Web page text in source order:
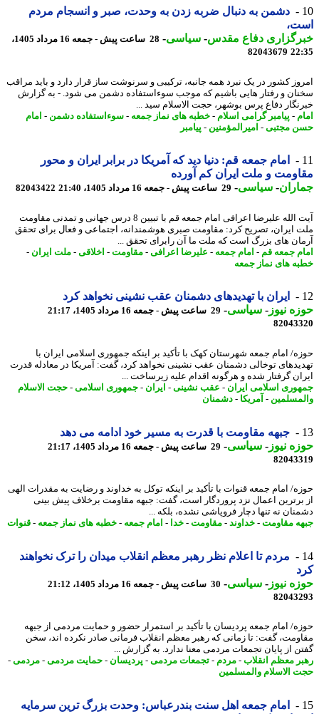
دشمن به دنبال ضربه زدن به وحدت، صبر و انسجام مردم
دفاع مقدس-سیاسی-
28 ساعت پیش - جمعه 16 مرداد 1405،
82043679
کشور در یک نبرد همه جانبه، ترکیبی و سرنوشت ساز قرار دارد و باید مراقب
و رفتار هایی باشیم که موجب سوءاستفاده دشمن می شود. - به گزارش
دفاع پرس بوشهر، حجت الاسلام سید ...
-پیامبر گرامی اسلام-خطبه های نماز جمعه-سوءاستفاده دشمن-امام
مجتبی-امیرالمؤمنین-پیامبر
امام جمعه قم: دنیا دید که آمریکا در برابر ایران و محور
و ملت ایران کم آورده
- سیاسی-29 ساعت پیش - جمعه 16 مرداد 1405، 21:40 82043422
آیت الله علیرضا اعرافی امام جمعه قم با تبیین 8 درس جهانی و تمدنی مقاومت
ایران، تصریح کرد: مقاومت صبری هوشمندانه، اجتماعی و فعال برای تحقق
های بزرگ است که ملت ما آن رابرای تحقق ...
جمعه قم-امام جمعه-علیرضا اعرافی -مقاومت-اخلاقی-ملت ایران -
های نماز جمعه
ایران با تهدیدهای دشمنان عقب نشینی نخواهد کرد
نیوز-سیاسی-29 ساعت پیش - جمعه 16 مرداد 1405، 21:17
امام جمعه شهرستان کهک با تأکید بر اینکه جمهوری اسلامی ایران با
توخالی دشمنان عقب نشینی نخواهد کرد، گفت: آمریکا در معادله قدرت
گرفتار شده و هرگونه اقدام علیه زیرساخت ...
اسلامی ایران - عقب نشینی-ایران - جمهوری اسلامی-حجت الاسلام
-آمریکا- دشمنان
جبهه مقاومت با قدرت به مسیر خود ادامه می دهد
نیوز-سیاسی-29 ساعت پیش - جمعه 16 مرداد 1405، 21:17
امام جمعه قنوات با تأکید بر اینکه توکل به خداوند و رضایت به مقدرات الهی
اعمال نزد پروردگار است، گفت: جبهه مقاومت برخلاف پیش بینی
نه تنها دچار فروپاشی نشده، بلکه ...
مقاومت-خداوند-مقاومت-خدا-امام جمعه-خطبه های نماز جمعه-قنوات
مردم تا اعلام نظر رهبر معظم انقلاب میدان را ترک نخواهند
نیوز-سیاسی-30 ساعت پیش - جمعه 16 مرداد 1405، 21:12
امام جمعه پردیسان با تأکید بر استمرار حضور و حمایت مردمی از جبهه
گفت: تا زمانی که رهبر معظم انقلاب فرمانی صادر نکرده اند، سخن
از پایان تجمعات مردمی معنا ندارد. به گزارش ...
معظم انقلاب-مردم- تجمعات مردمی -پردیسان-حمایت مردمی -مردمی -
الاسلام والمسلمین
امام جمعه اهل سنت بندرعباس: وحدت بزرگ ترین سرمایه